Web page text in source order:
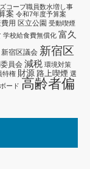
コープ職員数水増し事
案 令和7年度予算案
用 区立公園 受動喫煙
学校給食費無償化 富久
新宿区議会 新宿区
員会 減税 環境対策
特権 財源 路上喫煙 選
ード 高齢者偏